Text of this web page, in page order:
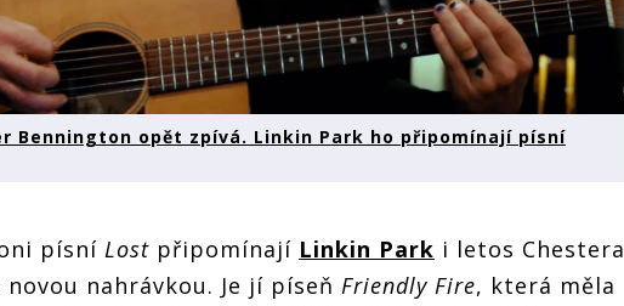
Bennington opět zpívá. Linkin Park ho připomínají písní
písní Lost připomínají Linkin Park i letos Chestera
nahrávkou. Je jí píseň Friendly Fire, která měla